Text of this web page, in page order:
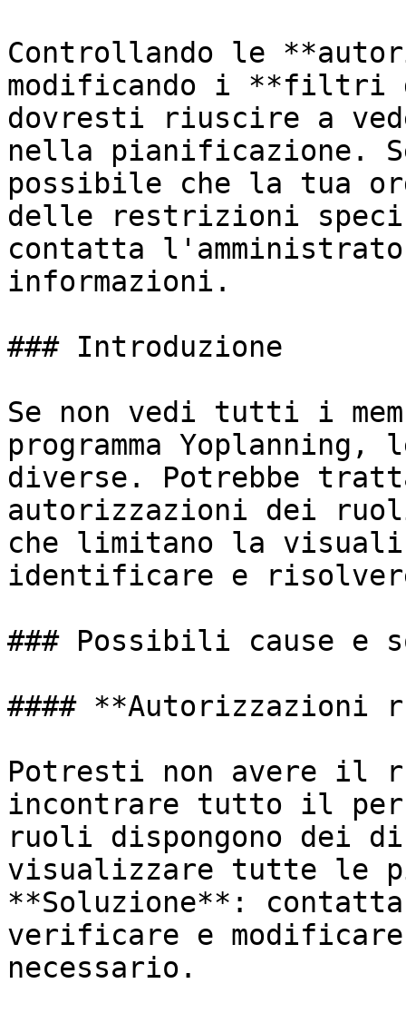
Controllando le
modificando i **filtri
dovresti riuscire a
nella pianificazione.
possibile che la tua
delle restrizioni
contatta
informazioni.
### Introduzione
Se non vedi tutti i
programma
diverse. Potrebbe
autorizzazioni dei
che limitano la
identificare e
### Possibili cause e
####
Potresti non avere il
incontrare tutto il
ruoli dispongono dei
visualizzare tutte le
**Soluzione**:
verificare e
necessario.